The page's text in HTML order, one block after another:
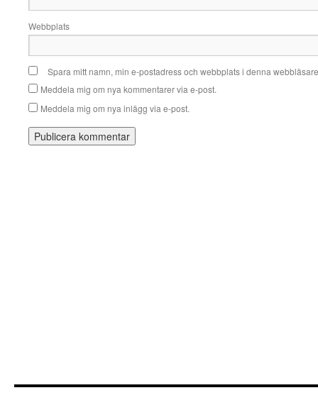
Webbplats
Spara mitt namn, min e-postadress och webbplats i denna
Meddela mig om nya kommentarer via e-post.
Meddela mig om nya inlägg via e-post.